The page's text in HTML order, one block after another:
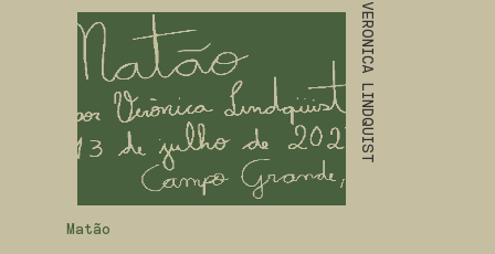
VERONICA LINDQUIST
Matão